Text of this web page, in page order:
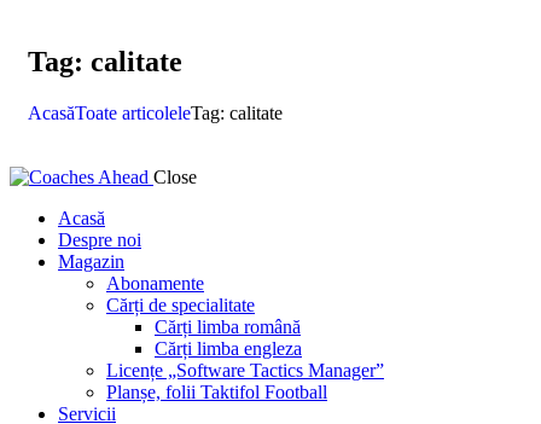
Tag: calitate
AcasăToate articoleleTag: calitate
Close
Acasă
Despre noi
Magazin
Abonamente
Cărți de specialitate
Cărți limba română
Cărți limba engleza
Licențe „Software Tactics Manager”
Planșe, folii Taktifol Football
Servicii